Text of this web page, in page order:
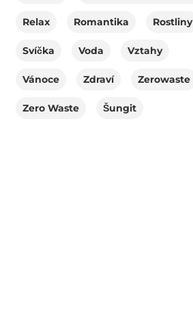
Relax Romantika Rostliny
Svíčka Voda Vztahy
Vánoce Zdraví Zerowaste
Zero Waste Šungit